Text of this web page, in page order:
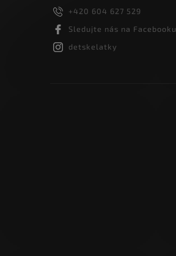
+420 604 627 529
Sledujte nás na Facebooku
detskelatky